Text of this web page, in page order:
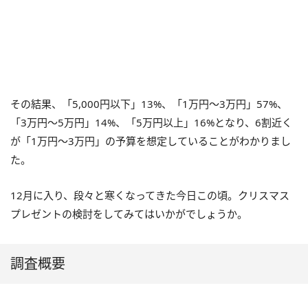
その結果、「5,000円以下」13%、「1万円〜3万円」57%、
「3万円〜5万円」14%、「5万円以上」16%となり、6割近く
が「1万円〜3万円」の予算を想定していることがわかりまし
た。
12月に入り、段々と寒くなってきた今日この頃。クリスマス
プレゼントの検討をしてみてはいかがでしょうか。
調査概要